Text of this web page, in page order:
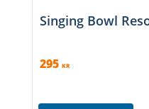
Singing Bowl
295 KR